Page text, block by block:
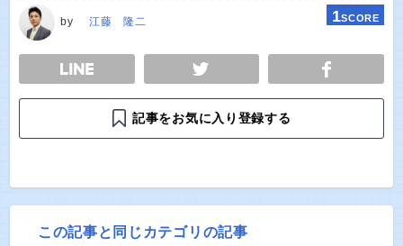
by 江藤 隆二 1SCORE
TWEET
記事をお気に入り登録する
この記事と同じカテゴリの記事